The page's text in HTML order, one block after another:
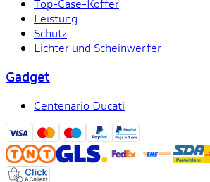
Top-Case-Koffer
Leistung
Schutz
Lichter und Scheinwerfer
Gadget
Centenario Ducati